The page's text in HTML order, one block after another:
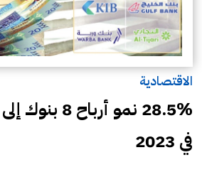
الاقتصادية
في 2023